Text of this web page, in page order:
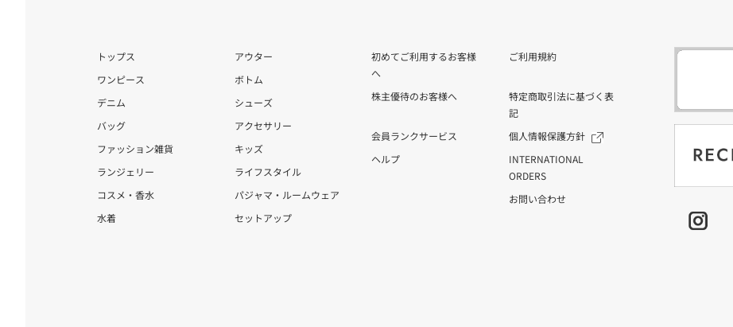
トップス
アウター
ワンピース
ボトム
デニム
シューズ
バッグ
アクセサリー
ファッション雑貨
キッズ
ランジェリー
ライフスタイル
コスメ・香水
パジャマ・ルームウェア
水着
セットアップ
初めてご利用するお客様
へ
ご利用規約
株主優待のお客様へ
特定商取引法に基づく表
記
会員ランクサービス
個人情報保護方針
ヘルプ
INTERNATIONAL
ORDERS
お問い合わせ